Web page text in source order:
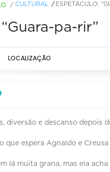
/ CULTURAL ESPETÁCULO:
pa-rir”
LOCALIZAÇÃO
diversão e descanso depois
que espera Agnaldo e
lá muita grana, mas ela